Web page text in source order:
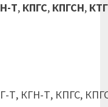
Т, КПГС, КПГСН, КТГ